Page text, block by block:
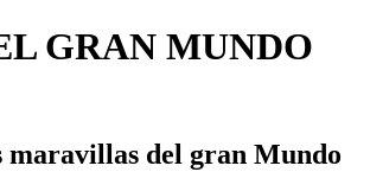
GRAN MUNDO
maravillas del gran Mundo